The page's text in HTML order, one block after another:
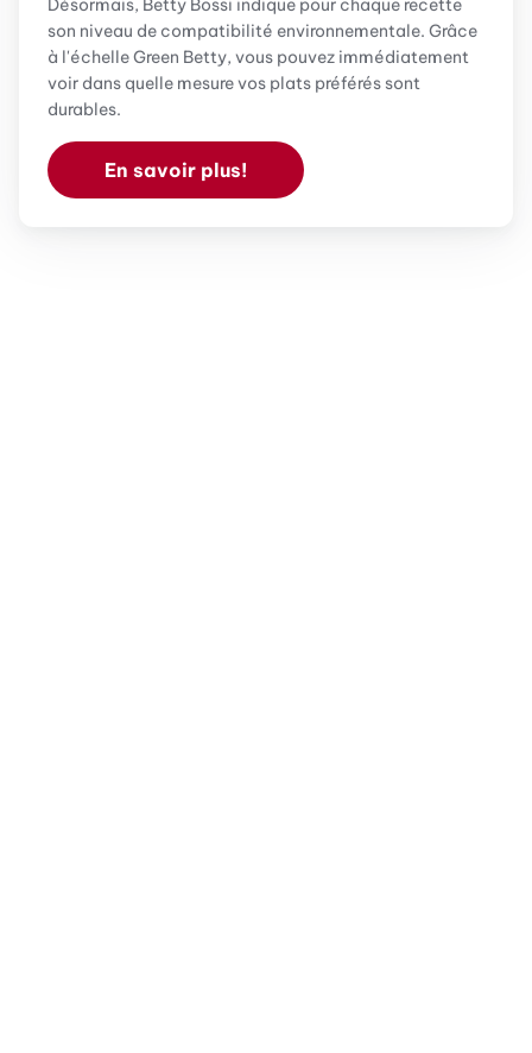
son niveau de compatibilité environnementale. Grâce
à l'échelle Green Betty, vous pouvez immédiatement
voir dans quelle mesure vos plats préférés sont
durables.
En savoir plus!